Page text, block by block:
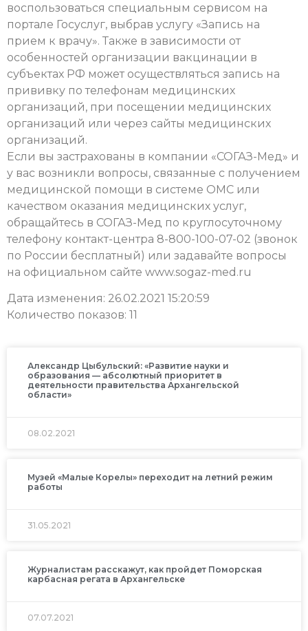
воспользоваться специальным сервисом на
портале Госуслуг, выбрав услугу «Запись на
прием к врачу». Также в зависимости от
особенностей организации вакцинации в
субъектах РФ может осуществляться запись на
прививку по телефонам медицинских
организаций, при посещении медицинских
организаций или через сайты медицинских
организаций.
Если вы застрахованы в компании «СОГАЗ-Мед» и
у вас возникли вопросы, связанные с получением
медицинской помощи в системе ОМС или
качеством оказания медицинских услуг,
обращайтесь в СОГАЗ-Мед по круглосуточному
телефону контакт-центра 8-800-100-07-02 (звонок
по России бесплатный) или задавайте вопросы
на официальном сайте www.sogaz-med.ru
Дата изменения: 26.02.2021 15:20:59
Количество показов: 11
Александр Цыбульский: «Развитие науки и
образования — абсолютный приоритет в
деятельности правительства Архангельской
области»
08.02.2021
Музей «Малые Корелы» переходит на летний режим
работы
31.05.2021
Журналистам расскажут, как пройдет Поморская
карбасная регата в Архангельске
07.07.2021